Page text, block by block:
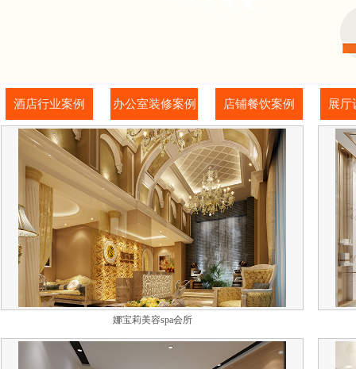
娜宝莉美容spa会所
酒店行业案例 办公室装修案例 店铺餐饮案例 展厅